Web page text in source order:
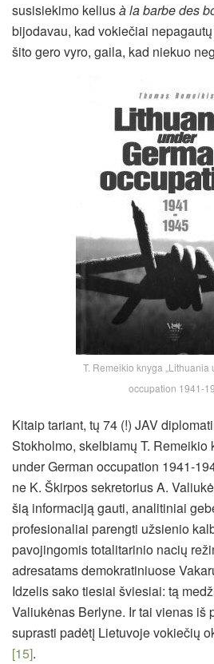
susisiekimo keliusà la barbe des
bijodavau, kad vokiečiai
šito gero vyro, gaila, kad niekuo
T. Remeikio knyga „Lithuania
occupation 1941-
Kitaip tariant, tų 74 (!) JAV
Stokholmo, skelbiamų T. Remeikio
under German occupation 1941-
ne K. Škirpos sekretorius A.
šią informaciją gauti, analitiniai
profesionaliai parengti užsienio
pavojingomis totalitarinio nacių
adresatams demokratiniuose
Idzelis sako tiesiai šviesiai: tą
Valiukėnas Berlyne. Ir tai vienas iš
suprasti padėtį Lietuvoje vokiečių
[15].